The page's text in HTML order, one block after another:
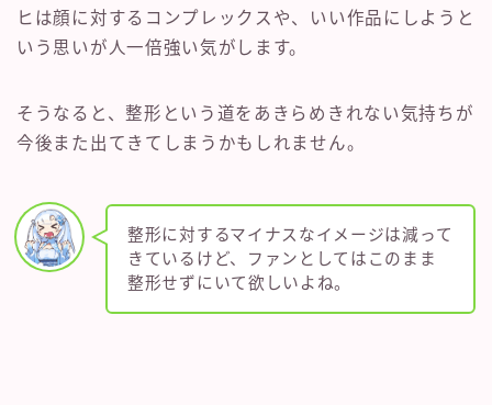
ヒは顔に対するコンプレックスや、いい作品にしようと
いう思いが人一倍強い気がします。
そうなると、整形という道をあきらめきれない気持ちが
今後また出てきてしまうかもしれません。
整形に対するマイナスなイメージは減って
きているけど、ファンとしてはこのまま
整形せずにいて欲しいよね。